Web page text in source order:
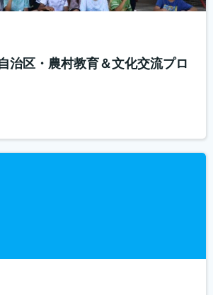
治区・農村教育＆文化交流プロ